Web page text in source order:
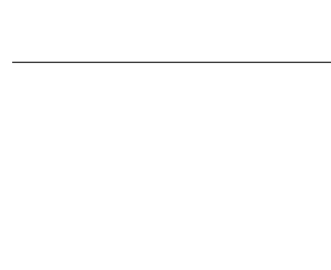
hvězdiček.